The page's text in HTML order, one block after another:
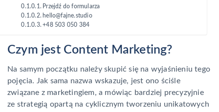
Przejdź do formularza
hello@fajne.studio
+48 503 050 384
Czym jest Content Marketing?
Na samym początku należy skupić się na wyjaśnieniu tego
pojęcia. Jak sama nazwa wskazuje, jest ono ściśle
związane z marketingiem, a mówiąc bardziej precyzyjnie
ze strategią opartą na cyklicznym tworzeniu unikatowych